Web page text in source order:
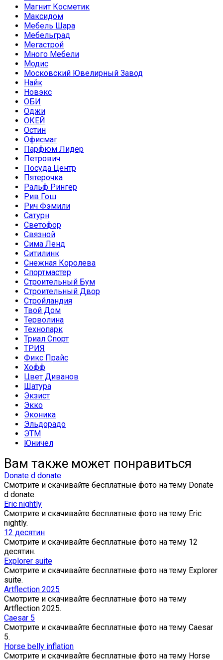
Магнит Косметик
Максидом
Мебель Шара
Мебельград
Мегастрой
Много Мебели
Модис
Московский Ювелирный Завод
Найк
Новэкс
ОБИ
Оджи
ОКЕЙ
Остин
Офисмаг
Парфюм Лидер
Петрович
Посуда Центр
Пятерочка
Ральф Рингер
Рив Гош
Рич Фэмили
Сатурн
Светофор
Связной
Сима Ленд
Ситилинк
Снежная Королева
Спортмастер
Строительный Бум
Строительный Двор
Стройландия
Твой Дом
Терволина
Технопарк
Триал Спорт
ТРИЯ
Фикс Прайс
Хофф
Цвет Диванов
Шатура
Экзист
Экко
Эконика
Эльдорадо
ЭТМ
Юничел
Вам также может понравиться
Donate d donate
Смотрите и скачивайте бесплатные фото на тему Donate
d donate.
Eric nightly
Смотрите и скачивайте бесплатные фото на тему Eric
nightly.
12 десятин
Смотрите и скачивайте бесплатные фото на тему 12
десятин.
Explorer suite
Смотрите и скачивайте бесплатные фото на тему Explorer
suite.
Artflection 2025
Смотрите и скачивайте бесплатные фото на тему
Artflection 2025.
Caesar 5
Смотрите и скачивайте бесплатные фото на тему Caesar
5.
Horse belly inflation
Смотрите и скачивайте бесплатные фото на тему Horse